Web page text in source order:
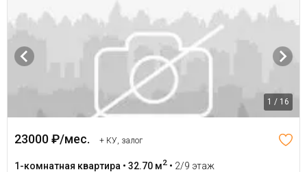
1 / 16
23000 ₽/мес. + КУ, залог
1-комнатная квартира • 32.70 м2 • 2/9 этаж